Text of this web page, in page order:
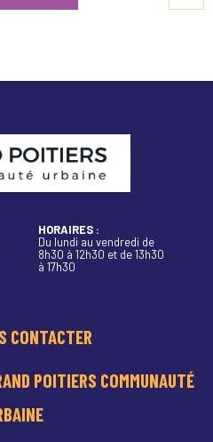
HORAIRES :
Du lundi au vendredi de
8h30 à 12h30 et de 13h30
à 17h30
CONTACTER
POITIERS COMMUNAUTÉ